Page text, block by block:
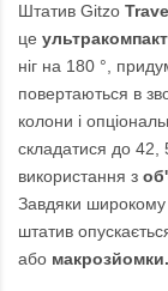
Штатив Gitzo
це
ніг на 180 °,
повертаються в
колони і
складатися до
використання з
Завдяки широкому
штатив
або макрозйомки.